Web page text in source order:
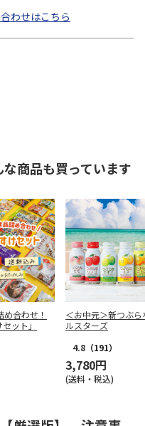
わせはこちら
商品も買っています
め合わせ！
ット」
＜お中元＞新つぶら
ルスターズ
4.8 （191）
3,780円
(送料・税込)